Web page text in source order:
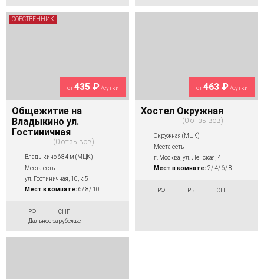
от435 ₽/сутки
Общежитие на
Владыкино ул.
Гостиничная
0 отзывов
Владыкино 684 м (МЦК)
Места есть
ул. Гостиничная, 10, к 5
Мест в комнате: 6/ 8/ 10
РФ
СНГ
Дальнее зарубежье
СОБСТВЕННИК
от463 ₽/сутки
Хостел Окружная
0 отзывов
Окружная (МЦК)
Места есть
г. Москва, ул. Ленская, 4
Мест в комнате: 2/ 4/ 6/ 8
РФ РБ СНГ